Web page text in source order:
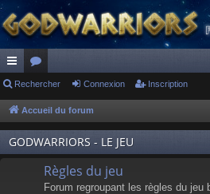
ac
co
ur
ci
or
u
m
s
Rechercher Connexion Inscription
Accueil du forum
GODWARRIORS - LE JEU
Règles du jeu
Forum regroupant les règles du